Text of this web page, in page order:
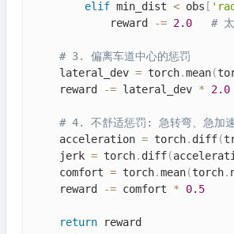
elif min_dist < obs [
            reward
-= 2.0 #
# 3. 偏离车道中心的惩罚
    lateral_dev
= torch.mean(
    reward
-= lateral_dev * 2.0
# 4. 不舒适惩罚: 急转弯、急加
    acceleration
= torch. diff(
    jerk
= torch. diff(
    comfort
= torch.mean(torch.
    reward
-= comfort * 0.5
return reward